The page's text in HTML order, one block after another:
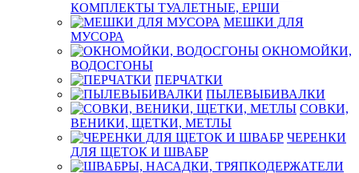
КОМПЛЕКТЫ ТУАЛЕТНЫЕ, ЕРШИ
МЕШКИ ДЛЯ
МУСОРА
ОКНОМОЙКИ,
ВОДОСГОНЫ
ПЕРЧАТКИ
ПЫЛЕВЫБИВАЛКИ
СОВКИ,
ВЕНИКИ, ЩЕТКИ, МЕТЛЫ
ЧЕРЕНКИ
ДЛЯ ЩЕТОК И ШВАБР